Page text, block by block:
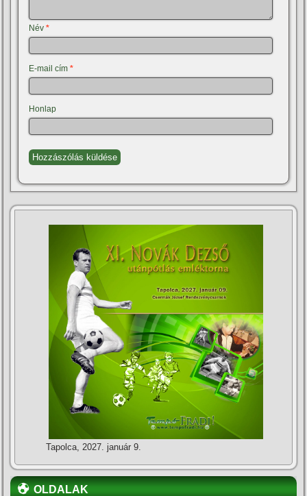
Név*
E-mail cím*
Honlap
Tapolca, 2027. január 9.
OLDALAK